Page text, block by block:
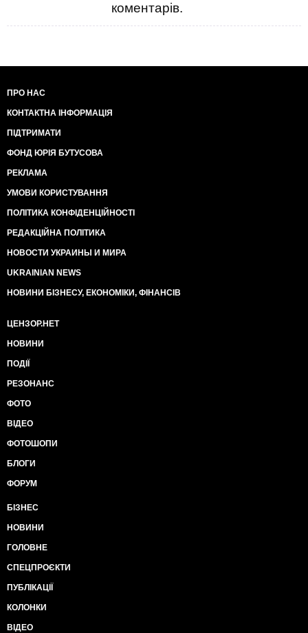
коментарів.
ПРО НАС
КОНТАКТНА ІНФОРМАЦІЯ
ПІДТРИМАТИ
ФОНД ЮРІЯ БУТУСОВА
РЕКЛАМА
УМОВИ КОРИСТУВАННЯ
ПОЛІТИКА КОНФІДЕНЦІЙНОСТІ
РЕДАКЦІЙНА ПОЛІТИКА
НОВОСТИ УКРАИНЫ И МИРА
UKRAINIAN NEWS
НОВИНИ БІЗНЕСУ, ЕКОНОМІКИ, ФІНАНСІВ
ЦЕНЗОР.НЕТ
НОВИНИ
ПОДІЇ
РЕЗОНАНС
ФОТО
ВІДЕО
ФОТОШОПИ
БЛОГИ
ФОРУМ
БІЗНЕС
НОВИНИ
ГОЛОВНЕ
СПЕЦПРОЄКТИ
ПУБЛІКАЦІЇ
КОЛОНКИ
ВІДЕО